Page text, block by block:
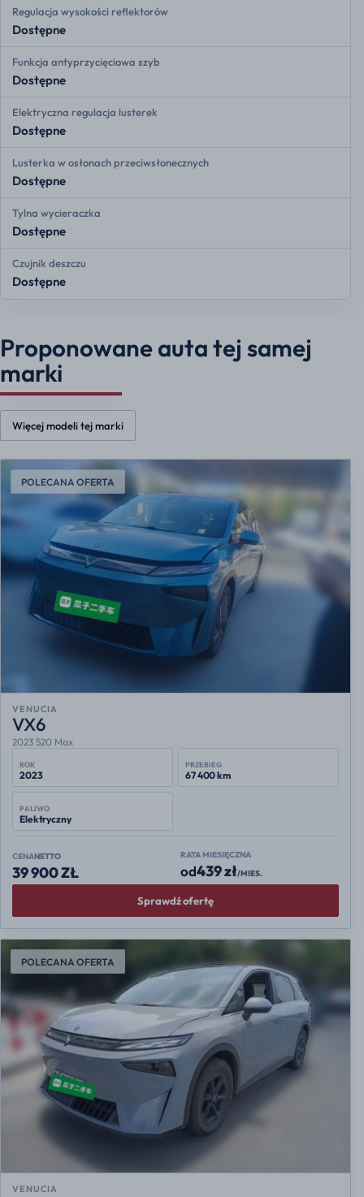
Regulacja wysokości reflektorów
Dostępne
Funkcja antyprzycięciowa szyb
Dostępne
Elektryczna regulacja lusterek
Dostępne
Lusterka w osłonach przeciwsłonecznych
Dostępne
Tylna wycieraczka
Dostępne
Czujnik deszczu
Dostępne
Proponowane auta tej samej
marki
Więcej modeli tej marki
POLECANA OFERTA
VENUCIA
VX6
2023 520 Max
ROK
2023
PRZEBIEG
67 400 km
PALIWO
Elektryczny
CENANETTO
39 900 ZŁ
RATA MIESIĘCZNA
od439 zł/MIES.
Sprawdź ofertę
POLECANA OFERTA
VENUCIA